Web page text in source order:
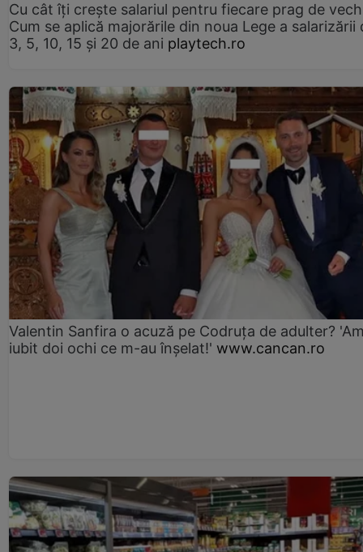
Cu cât îți crește salariul pentru fiecare prag de
Cum se aplică majorările din noua Lege a salarizării
3, 5, 10, 15 și 20 de ani playtech.ro
Valentin Sanfira o acuză pe Codruța de adulter?
iubit doi ochi ce m-au înșelat!' www.cancan.ro